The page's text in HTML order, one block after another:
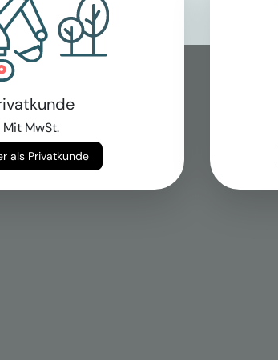
Mit MwSt.
Weiter als Privatkunde